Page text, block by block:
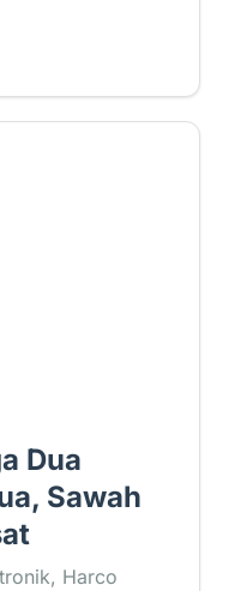
Dua
Sawah
Harco